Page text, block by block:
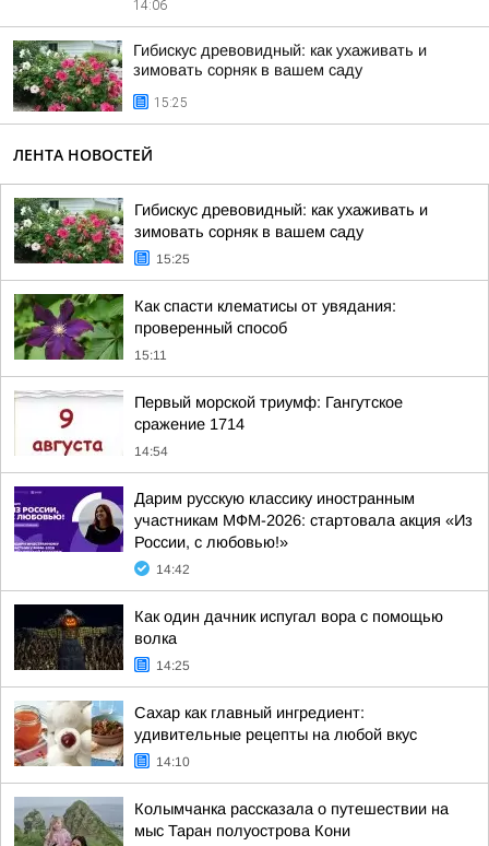
14:06
Гибискус древовидный: как ухаживать и
зимовать сорняк в вашем саду
15:25
ЛЕНТА НОВОСТЕЙ
Гибискус древовидный: как ухаживать и
зимовать сорняк в вашем саду
15:25
Как спасти клематисы от увядания:
проверенный способ
15:11
Первый морской триумф: Гангутское
сражение 1714
14:54
Дарим русскую классику иностранным
участникам МФМ-2026: стартовала акция «Из
России, с любовью!»
14:42
Как один дачник испугал вора с помощью
волка
14:25
Сахар как главный ингредиент:
удивительные рецепты на любой вкус
14:10
Колымчанка рассказала о путешествии на
мыс Таран полуострова Кони